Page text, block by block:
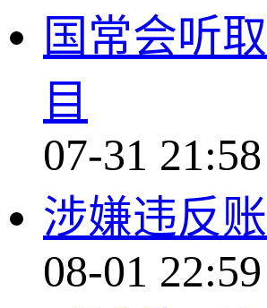
国常会听
目
07-31 21:58
涉嫌违反
08-01 22:59